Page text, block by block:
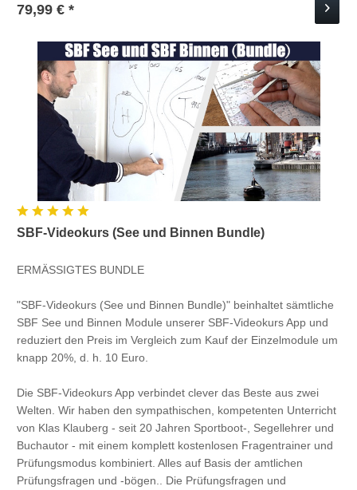
79,99 € *
SBF-Videokurs (See und Binnen Bundle)
ERMÄSSIGTES BUNDLE
"SBF-Videokurs (See und Binnen Bundle)" beinhaltet sämtliche
SBF See und Binnen Module unserer SBF-Videokurs App und
reduziert den Preis im Vergleich zum Kauf der Einzelmodule um
knapp 20%, d. h. 10 Euro.
Die SBF-Videokurs App verbindet clever das Beste aus zwei
Welten. Wir haben den sympathischen, kompetenten Unterricht
von Klas Klauberg - seit 20 Jahren Sportboot-, Segellehrer und
Buchautor - mit einem komplett kostenlosen Fragentrainer und
Prüfungsmodus kombiniert. Alles auf Basis der amtlichen
Prüfungsfragen und -bögen.. Die Prüfungsfragen und